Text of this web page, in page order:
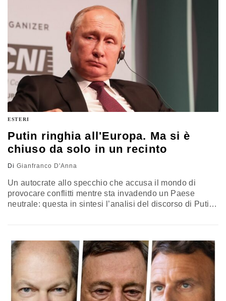
ESTERI
Putin ringhia all'Europa. Ma si è
chiuso da solo in un recinto
Di Gianfranco D'Anna
Un autocrate allo specchio che accusa il mondo di
provocare conflitti mentre sta invadendo un Paese
neutrale: questa in sintesi l’analisi del discorso di Putin